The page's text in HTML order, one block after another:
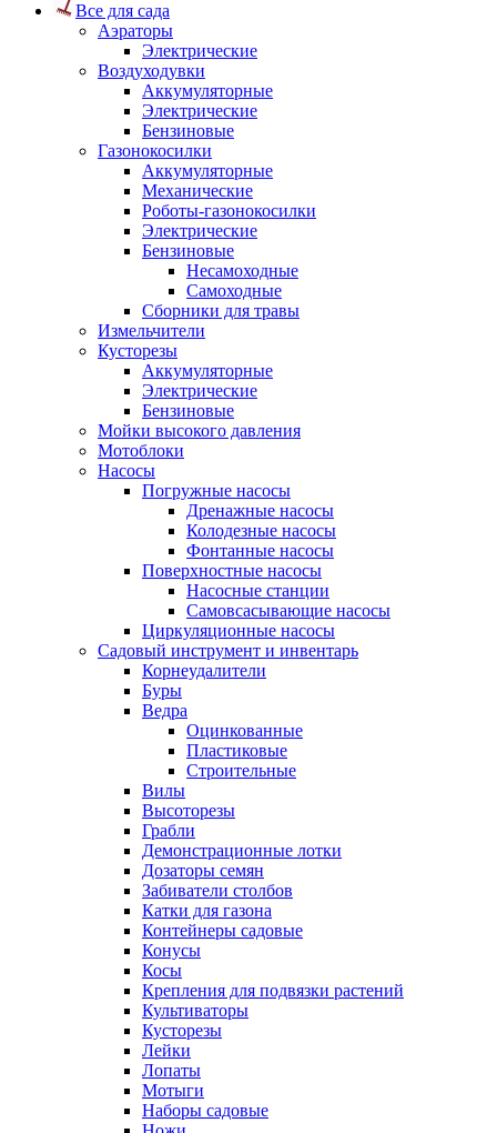
Все для сада
Аэраторы
Электрические
Воздуходувки
Аккумуляторные
Электрические
Бензиновые
Газонокосилки
Аккумуляторные
Механические
Роботы-газонокосилки
Электрические
Бензиновые
Несамоходные
Самоходные
Сборники для травы
Измельчители
Кусторезы
Аккумуляторные
Электрические
Бензиновые
Мойки высокого давления
Мотоблоки
Насосы
Погружные насосы
Дренажные насосы
Колодезные насосы
Фонтанные насосы
Поверхностные насосы
Насосные станции
Самовсасывающие насосы
Циркуляционные насосы
Садовый инструмент и инвентарь
Корнеудалители
Буры
Ведра
Оцинкованные
Пластиковые
Строительные
Вилы
Высоторезы
Грабли
Демонстрационные лотки
Дозаторы семян
Забиватели столбов
Катки для газона
Контейнеры садовые
Конусы
Косы
Крепления для подвязки растений
Культиваторы
Кусторезы
Лейки
Лопаты
Мотыги
Наборы садовые